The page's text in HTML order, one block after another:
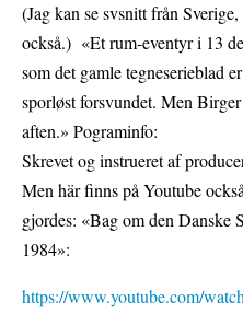
(Jag kan se svsnitt från
också.) «Et rum-eventyr i 13
som det gamle tegneserieblad
sporløst forsvundet. Men
aften.» Pograminfo:
Skrevet og instrueret af
Men här finns på Youtube
gjordes: «Bag om den Danske
1984»:
https://www.youtube.com/